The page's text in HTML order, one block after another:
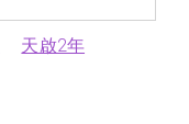
天啟2年